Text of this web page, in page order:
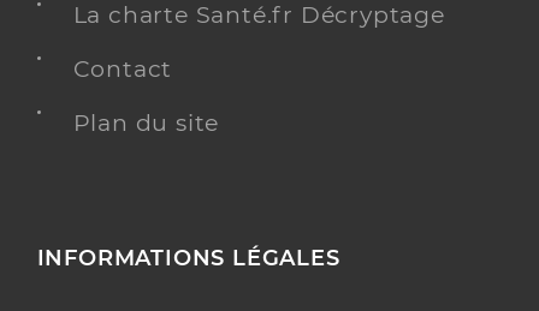
La charte Santé.fr Décryptage
Contact
Plan du site
INFORMATIONS LÉGALES